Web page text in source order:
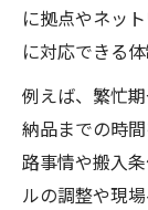
に拠点やネッ
に対応できる体
例えば、繁忙
納品までの時
路事情や搬入
ルの調整や現